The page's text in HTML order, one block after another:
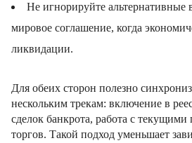
Не игнорируйте альтернативные
мировое соглашение, когда
ликвидации.
Для обеих сторон полезно
нескольким трекам: включение в
сделок банкрота, работа с
торгов. Такой подход уменьшает